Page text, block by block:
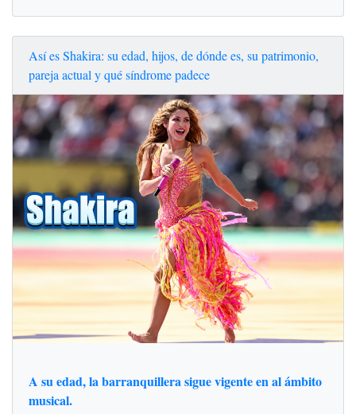
Así es Shakira: su edad, hijos, de dónde es, su patrimonio,
pareja actual y qué síndrome padece
A su edad, la barranquillera sigue vigente en al ámbito
musical.